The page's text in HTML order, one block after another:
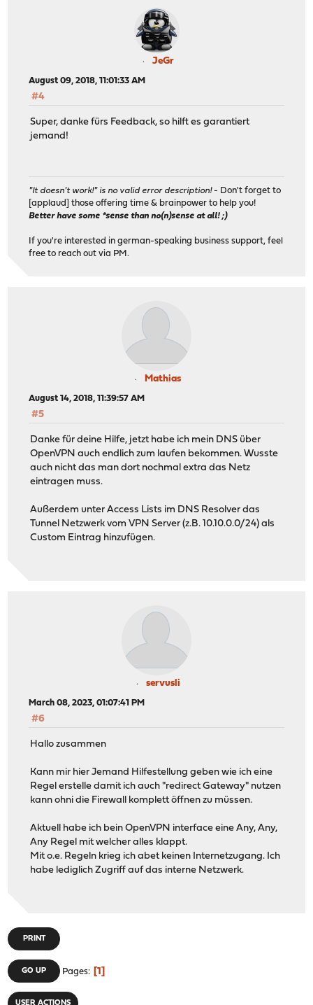
JeGr
August 09, 2018, 11:01:33 AM
#4
Super, danke fürs Feedback, so hilft es garantiert
jemand!
"It doesn't work!" is no valid error description!- Don't forget to
[applaud] those offering time & brainpower to help you!
Better have some *sense than no(n)sense at all! ;)
If you're interested in german-speaking business support, feel
free to reach out via PM.
Mathias
August 14, 2018, 11:39:57 AM
#5
Danke für deine Hilfe, jetzt habe ich mein DNS über
OpenVPN auch endlich zum laufen bekommen. Wusste
auch nicht das man dort nochmal extra das Netz
eintragen muss.
Außerdem unter Access Lists im DNS Resolver das
Tunnel Netzwerk vom VPN Server (z.B. 10.10.0.0/24) als
Custom Eintrag hinzufügen.
servusli
March 08, 2023, 01:07:41 PM
#6
Hallo zusammen
Kann mir hier Jemand Hilfestellung geben wie ich eine
Regel erstelle damit ich auch "redirect Gateway" nutzen
kann ohni die Firewall komplett öffnen zu müssen.
Aktuell habe ich bein OpenVPN interface eine Any, Any,
Any Regel mit welcher alles klappt.
Mit o.e. Regeln krieg ich abet keinen Internetzugang. Ich
habe lediglich Zugriff auf das interne Netzwerk.
PRINT
GO UP Pages 1
USER ACTIONS